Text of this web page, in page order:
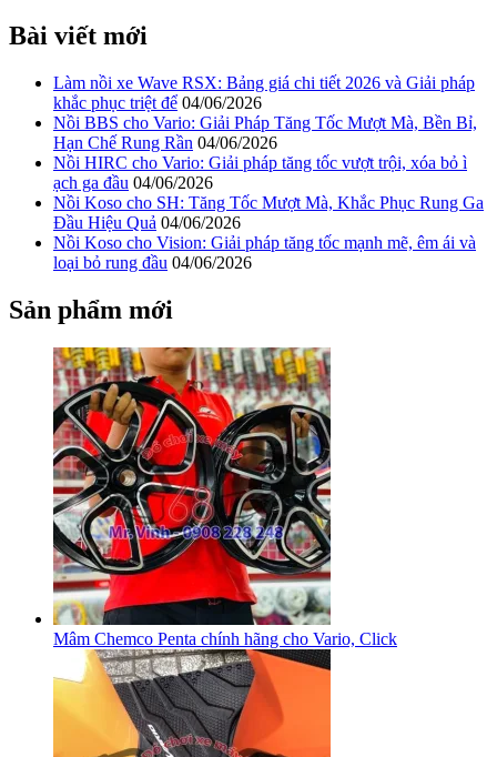
Bài viết mới
Làm nồi xe Wave RSX: Bảng giá chi tiết 2026 và Giải pháp
khắc phục triệt để 04/06/2026
Nồi BBS cho Vario: Giải Pháp Tăng Tốc Mượt Mà, Bền Bỉ,
Hạn Chế Rung Rần 04/06/2026
Nồi HIRC cho Vario: Giải pháp tăng tốc vượt trội, xóa bỏ ì
ạch ga đầu 04/06/2026
Nồi Koso cho SH: Tăng Tốc Mượt Mà, Khắc Phục Rung Ga
Đầu Hiệu Quả 04/06/2026
Nồi Koso cho Vision: Giải pháp tăng tốc mạnh mẽ, êm ái và
loại bỏ rung đầu 04/06/2026
Sản phẩm mới
Mâm Chemco Penta chính hãng cho Vario, Click